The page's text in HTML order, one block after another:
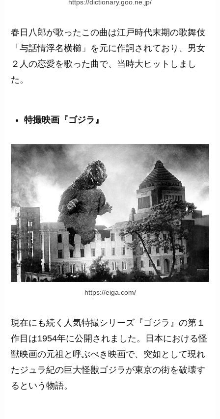
https://dictionary.goo.ne.jp/
春日八郎が歌ったこの曲は江戸時代末期の歌舞伎
「与話情浮名横櫛」を元に作詞されており、男女
２人の恋愛を歌った曲で、当時大ヒットしまし
た。
特撮映画『ゴジラ』
https://eiga.com/
現在にも続く人気特撮シリーズ『ゴジラ』の第１
作目は1954年に公開されました。日本における怪
獣映画の元祖と呼ぶべき映画で、突如として現れ
たジュラ紀の巨大怪獣ゴジラが東京の街を破壊す
るという物語。